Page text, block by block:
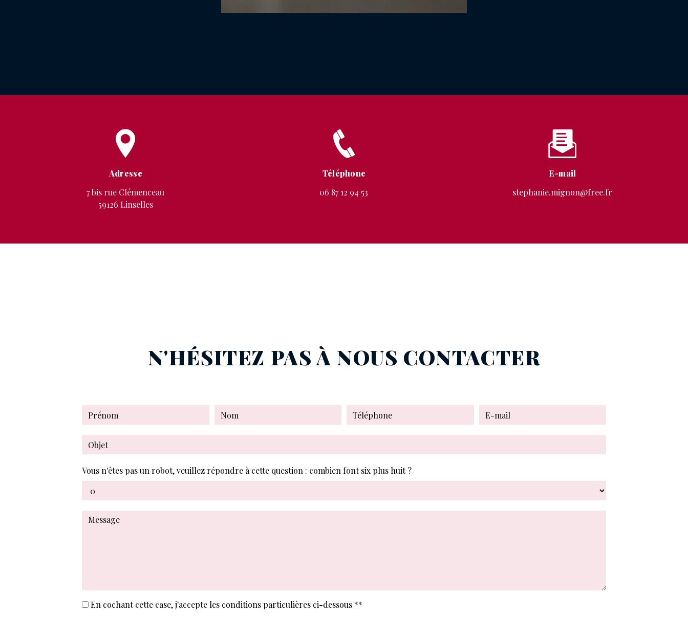
Adresse
7 bis rue Clémenceau
59126 Linselles
Téléphone
06 87 12 94 53
E-mail
stephanie.mignon@free.fr
N'HÉSITEZ PAS À NOUS CONTACTER
Vous n'êtes pas un robot, veuillez répondre à cette question : combien font six plus huit ?
En cochant cette case, j'accepte les conditions particulières ci-dessous **